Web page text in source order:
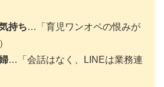
持ち…「育児ワンオペの恨みが
…「会話はなく、LINEは業務連